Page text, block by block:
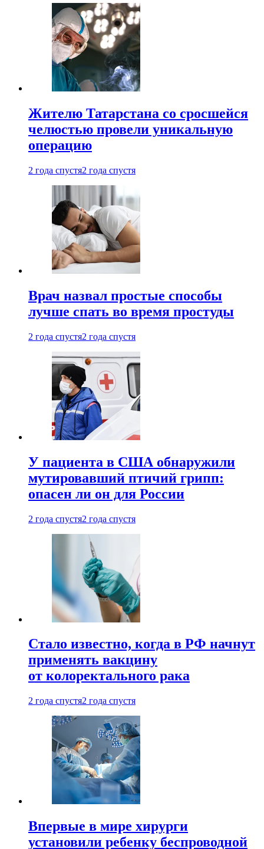
Жителю Татарстана со сросшейся
челюстью провели уникальную
операцию
2 года спустя2 года спустя
Врач назвал простые способы
лучше спать во время простуды
2 года спустя2 года спустя
У пациента в США обнаружили
мутировавший птичий грипп:
опасен ли он для России
2 года спустя2 года спустя
Стало известно, когда в РФ начнут
применять вакцину
от колоректального рака
2 года спустя2 года спустя
Впервые в мире хирурги
установили ребенку беспроводной